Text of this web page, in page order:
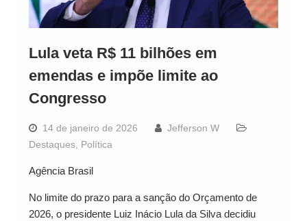
Lula veta R$ 11 bilhões em
emendas e impõe limite ao
Congresso
14 de janeiro de 2026
Jefferson W
Destaques, Política
Agência Brasil
No limite do prazo para a sanção do Orçamento de
2026, o presidente Luiz Inácio Lula da Silva decidiu